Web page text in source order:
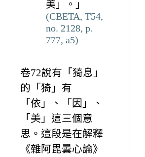
美」。」
(CBETA, T54,
no. 2128, p.
777, a5)
卷72說有「猗息」
的「猗」有
「依」、「因」、
「美」這三個意
思。這段是在解釋
《雜阿毘曇心論》